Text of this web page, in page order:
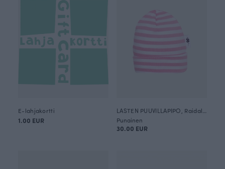
E-lahjakortti
1.00 EUR
Punainen
30.00 EUR